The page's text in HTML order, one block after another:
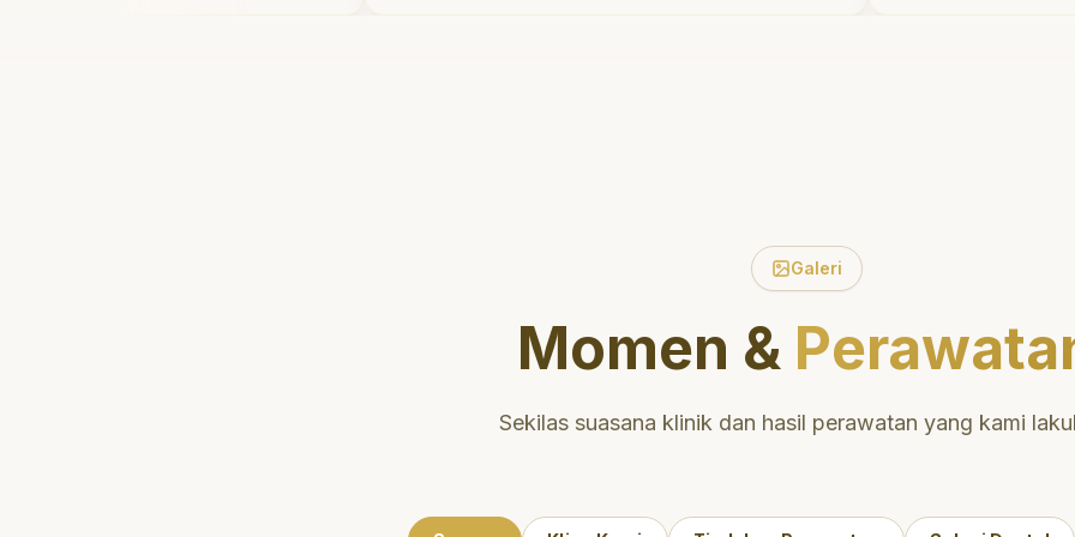
Galeri
Momen &
Sekilas suasana klinik dan hasil perawatan yang kami